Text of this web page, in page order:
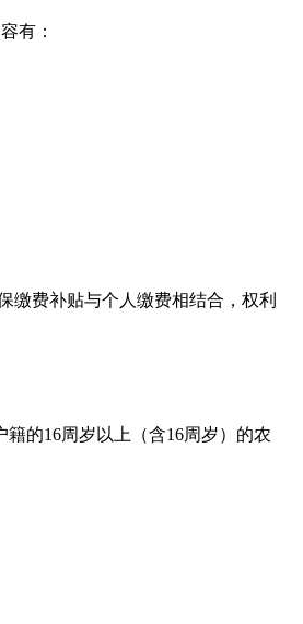
有：
缴费补贴与个人缴费相结合，权利
的16周岁以上（含16周岁）的农